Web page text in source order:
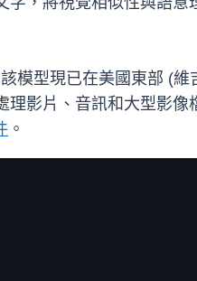
模型現已在美國東部 (
影片、音訊和大型影
。